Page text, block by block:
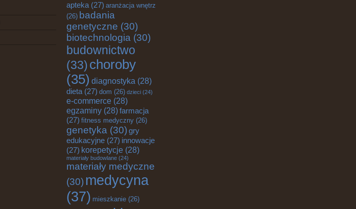
apteka (27) aranżacja wnętrz
(26) badania
genetyczne (30)
biotechnologia (30)
budownictwo
(33)choroby
(35) diagnostyka (28)
dieta (27) dom (26) dzieci (24)
e-commerce (28)
egzaminy (28)farmacja
(27) fitness medyczny (26)
genetyka (30) gry
edukacyjne (27) innowacje
(27) korepetycje (28)
materiały budowlane (24)
materiały medyczne
(30) medycyna
(37) mieszkanie (26)